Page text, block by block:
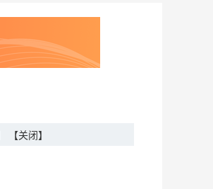
【关闭】